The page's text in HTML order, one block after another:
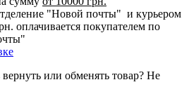
"Новой почты" и курьером
оплачивается покупателем по
или обменять товар? Не